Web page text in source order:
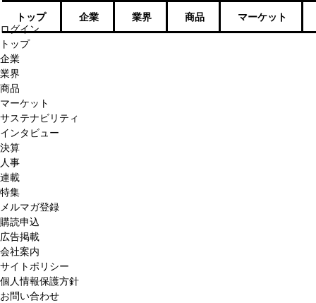
ログイン
トップ
企業
業界
商品
マーケット
サステナビリティ
インタビュー
決算
人事
連載
特集
メルマガ登録
購読申込
広告掲載
会社案内
サイトポリシー
個人情報保護方針
お問い合わせ
トップ 企業 業界 商品 マーケット